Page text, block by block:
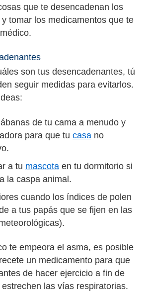
que te desencadenan los
tomar los medicamentos que te
son tus desencadenantes, tú
seguir medidas para evitarlos.
de tu cama a menudo y
para que tu casa no
a tu mascota en tu dormitorio si
la caspa animal.
cuando los índices de polen
a tus papás que se fijen en las
te empeora el asma, es posible
un medicamento para que
de hacer ejercicio a fin de
las vías respiratorias.